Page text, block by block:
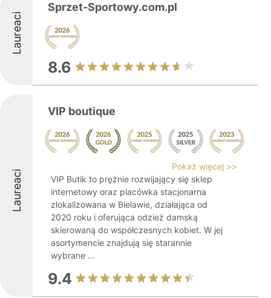
Laureaci
Sprzet-Sportowy.com.pl
8.6
Laureaci
VIP boutique
Pokaż więcej >>
VIP Butik to prężnie rozwijający się sklep
internetowy oraz placówka stacjonarna
zlokalizowana w Bielawie, działająca od
2020 roku i oferująca odzież damską
skierowaną do współczesnych kobiet. W jej
asortymencie znajdują się starannie
wybrane ...
9.4